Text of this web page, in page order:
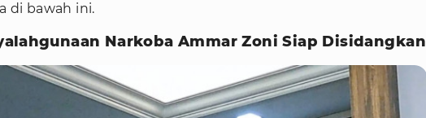
di bawah ini.
Narkoba Ammar Zoni Siap Disidangkan